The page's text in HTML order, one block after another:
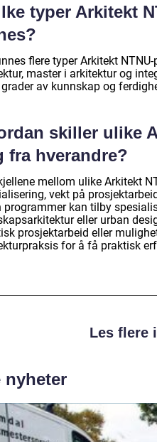
typer Arkitekt
flere typer Arkitekt
master i arkitektur og
av kunnskap og
skiller ulike
fra hverandre?
mellom ulike Arkitekt
vekt på
programmer kan tilby
eller urban
prosjektarbeid eller
for å få praktisk
Les flere
nyheter